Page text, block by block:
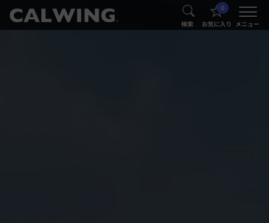
® 検索
0
お気に入り メニュー
®